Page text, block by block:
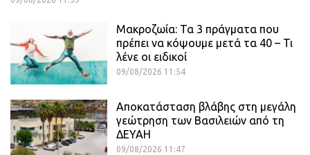
Μακροζωία: Τα 3 πράγματα που
πρέπει να κόψουμε μετά τα 40 – Τι
λένε οι ειδικοί
09/08/2026 11:54
Αποκατάσταση βλάβης στη μεγάλη
γεώτρηση των Βασιλειών από τη
ΔΕΥΑΗ
09/08/2026 11:47